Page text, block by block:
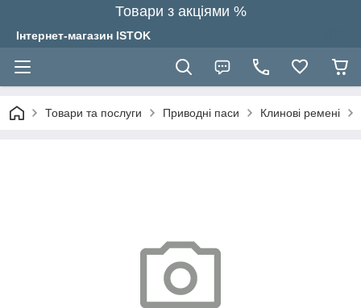
Товари з акціями %
Інтернет-магазин ISTOK
Товари та послуги Приводні паси Клинові ремені